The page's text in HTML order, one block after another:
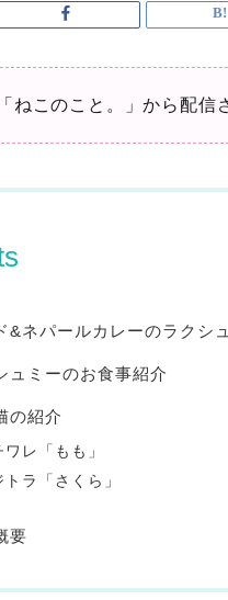
ねこのこと。」から配信
&ネパールカレーのラクシ
ュミーのお食事紹介
の紹介
ワレ「もも」
トラ「さくら」
要